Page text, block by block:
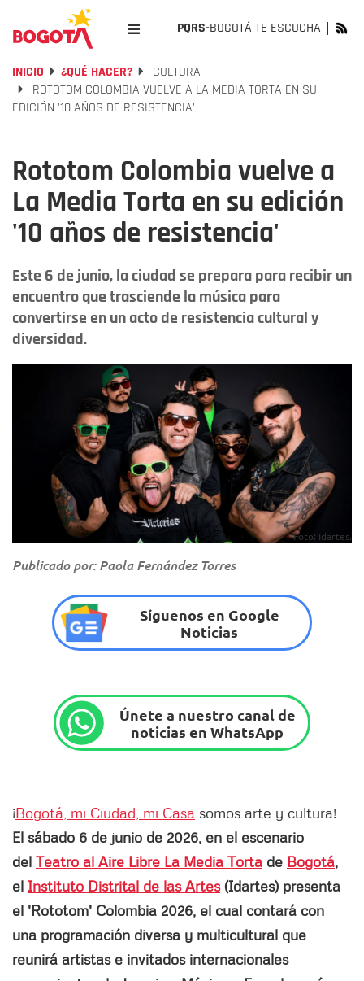
PQRS-BOGOTÁ TE ESCUCHA
INICIO ¿QUÉ HACER?
CULTURA
ROTOTOM COLOMBIA VUELVE A LA MEDIA TORTA EN SU
EDICIÓN '10 AÑOS DE RESISTENCIA'
Rototom Colombia vuelve a
La Media Torta en su edición
'10 años de resistencia'
Este 6 de junio, la ciudad se prepara para recibir un
encuentro que trasciende la música para
convertirse en un acto de resistencia cultural y
diversidad.
Foto: Idartes.
Publicado por: Paola Fernández Torres
Síguenos en Google
Noticias
Únete a nuestro canal de
noticias en WhatsApp
¡Bogotá, mi Ciudad, mi Casa somos arte y cultura!
El sábado 6 de junio de 2026, en el escenario
del Teatro al Aire Libre La Media Torta de Bogotá,
el Instituto Distrital de las Artes(Idartes) presenta
el 'Rototom' Colombia 2026, el cual contará con
una programación diversa y multicultural que
reunirá artistas e invitados internacionales